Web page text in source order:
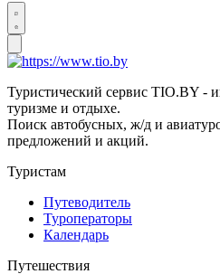
Туристический сервис TIO.BY -
туризме и отдыхе.
Поиск автобусных, ж/д и
предложений и акций.
Туристам
Путеводитель
Туроператоры
Календарь
Путешествия